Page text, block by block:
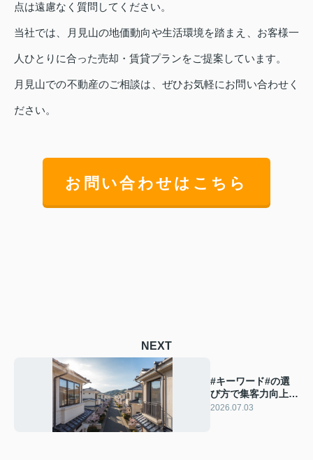
点は遠慮なく質問してください。
当社では、月見山の地価動向や生活環境を踏まえ、お客様一
人ひとりに合った売却・賃貸プランをご提案しています。
月見山での不動産のご相談は、ぜひお気軽にお問い合わせく
ださい。
お問い合わせはこちら
NEXT
#キーワード#の選
び方で集客力向上？
不動産ブログで効果
2026.07.03